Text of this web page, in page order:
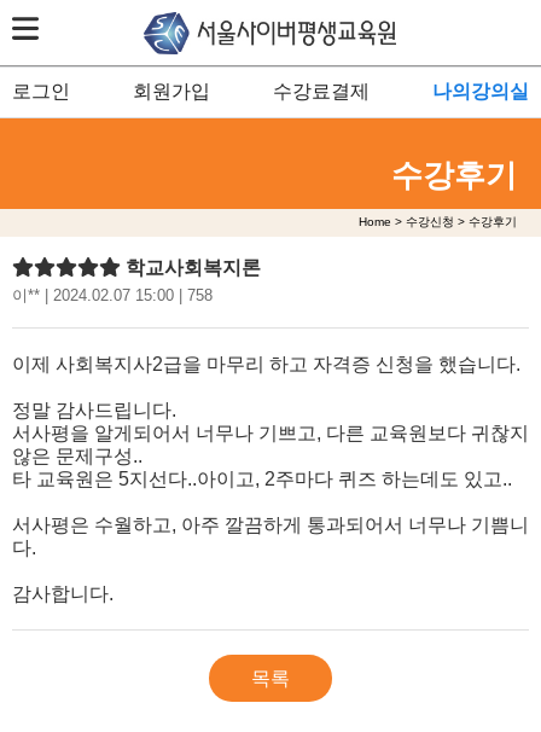
로그인 회원가입 수강료결제 나의강의실
수강후기
Home > 수강신청 > 수강후기
학교사회복지론
이** | 2024.02.07 15:00 | 758
이제 사회복지사2급을 마무리 하고 자격증 신청을 했습니다.
정말 감사드립니다.
서사평을 알게되어서 너무나 기쁘고, 다른 교육원보다 귀찮지
않은 문제구성..
타 교육원은 5지선다..아이고, 2주마다 퀴즈 하는데도 있고..
서사평은 수월하고, 아주 깔끔하게 통과되어서 너무나 기쁨니
다.
감사합니다.
목록